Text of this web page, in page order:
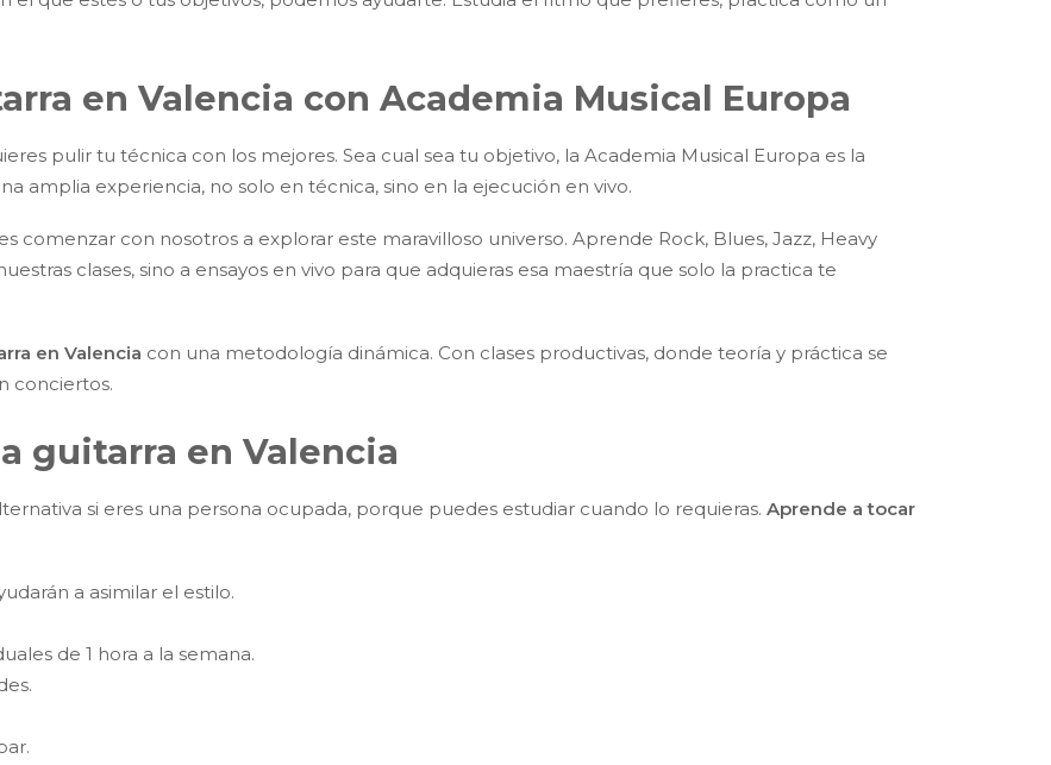
en Valencia con Academia Musical Europa
pulir tu técnica con los mejores. Sea cual sea tu objetivo, la Academia Musical Europa es la
amplia experiencia, no solo en técnica, sino en la ejecución en vivo.
comenzar con nosotros a explorar este maravilloso universo. Aprende Rock, Blues, Jazz, Heavy
clases, sino a ensayos en vivo para que adquieras esa maestría que solo la practica te
en Valencia con una metodología dinámica. Con clases productivas, donde teoría y práctica se
conciertos.
guitarra en Valencia
si eres una persona ocupada, porque puedes estudiar cuando lo requieras. Aprende a tocar
a asimilar el estilo.
de 1 hora a la semana.